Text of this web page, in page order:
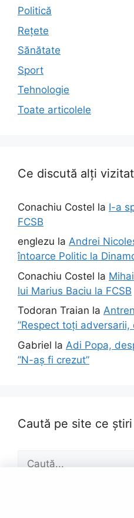
Politică
Rețete
Sănătate
Sport
Tehnologie
Toate articolele
Ce discută alți
Conachiu Costel la I-a
FCSB
englezu la Andrei
întoarce Politic la
Conachiu Costel la
lui Marius Baciu la FCSB
Todoran Traian la
”Respect toți
Gabriel la Adi Popa,
”N-aș fi crezut”
Caută pe site ce
după: